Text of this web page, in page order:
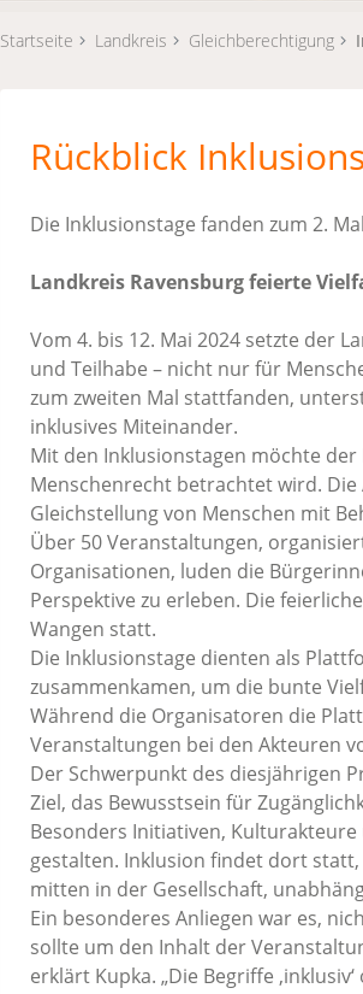
Startseite Landkreis Gleichberechtigung
Rückblick
Die Inklusionstage fanden zum 2.
Landkreis Ravensburg feierte
Vom 4. bis 12. Mai 2024 setzte der
und Teilhabe – nicht nur für
zum zweiten Mal stattfanden,
inklusives Miteinander.
Mit den Inklusionstagen möchte
Menschenrecht betrachtet wird.
Gleichstellung von Menschen mit
Über 50 Veranstaltungen,
Organisationen, luden die
Perspektive zu erleben. Die
Wangen statt.
Die Inklusionstage dienten als
zusammenkamen, um die bunte
Während die Organisatoren die
Veranstaltungen bei den Akteuren
Der Schwerpunkt des diesjährigen
Ziel, das Bewusstsein für
Besonders Initiativen,
gestalten. Inklusion findet dort
mitten in der Gesellschaft,
Ein besonderes Anliegen war es,
sollte um den Inhalt der
erklärt Kupka. „Die Begriffe